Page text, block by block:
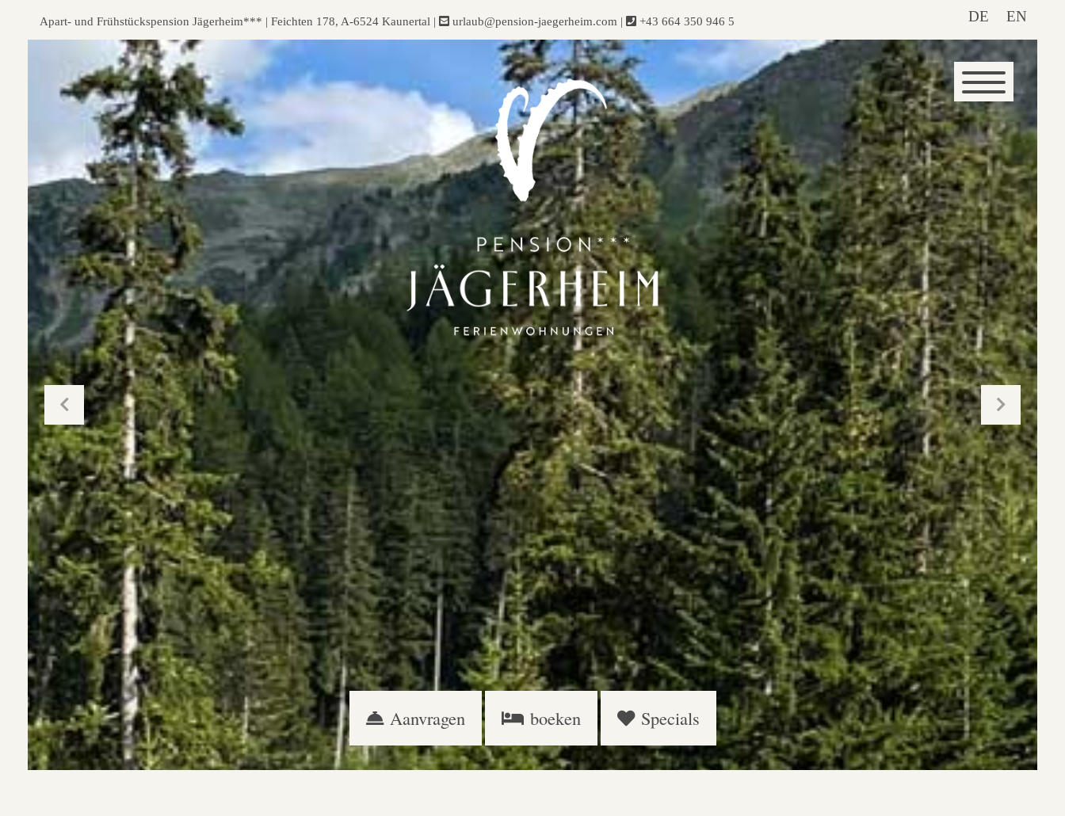
Apart- und Frühstückspension Jägerheim*** | Feichten 178, A-6524 Kaunertal | urlaub@pension-jaegerheim.com | +43 664 350 946 5 DE EN
Aanvragen boeken Specials